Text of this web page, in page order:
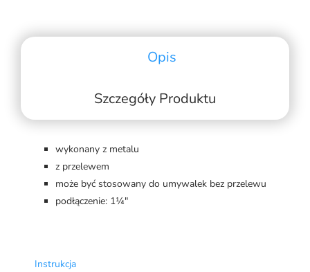
Opis
Szczegóły Produktu
wykonany z metalu
z przelewem
może być stosowany do umywalek bez przelewu
podłączenie: 1¼"
Instrukcja